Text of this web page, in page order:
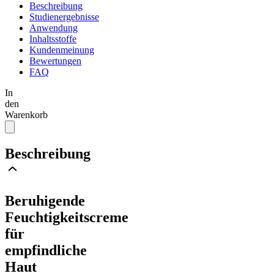
Beschreibung
Studienergebnisse
Anwendung
Inhaltsstoffe
Kundenmeinung
Bewertungen
FAQ
In
den
Warenkorb
Beschreibung
Beruhigende
Feuchtigkeitscreme
für
empfindliche
Haut